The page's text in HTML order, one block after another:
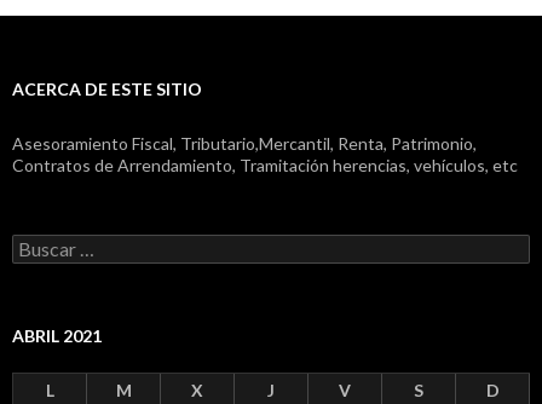
ACERCA DE ESTE SITIO
Asesoramiento Fiscal, Tributario,Mercantil, Renta, Patrimonio,
Contratos de Arrendamiento, Tramitación herencias, vehículos, etc
Buscar:
ABRIL 2021
L M X J V S
D